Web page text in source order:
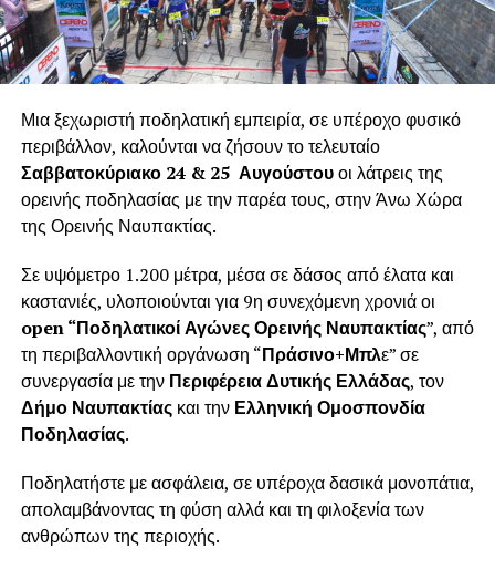
Μια ξεχωριστή ποδηλατική εμπειρία, σε υπέροχο φυσικό
περιβάλλον, καλούνται να ζήσουν το τελευταίο
Σαββατοκύριακο 24 & 25 Αυγούστουοι λάτρεις της
ορεινής ποδηλασίας με την παρέα τους, στην Άνω Χώρα
της Ορεινής Ναυπακτίας.
Σε υψόμετρο 1.200 μέτρα, μέσα σε δάσος από έλατα και
καστανιές, υλοποιούνται για 9η συνεχόμενη χρονιά οι
open “Ποδηλατικοί Αγώνες Ορεινής Ναυπακτίας”, από
τη περιβαλλοντική οργάνωση “Πράσινο+Μπλε” σε
συνεργασία με την Περιφέρεια Δυτικής Ελλάδας, τον
Δήμο Ναυπακτίαςκαι την Ελληνική Ομοσπονδία
Ποδηλασίας.
Ποδηλατήστε με ασφάλεια, σε υπέροχα δασικά μονοπάτια,
απολαμβάνοντας τη φύση αλλά και τη φιλοξενία των
ανθρώπων της περιοχής.